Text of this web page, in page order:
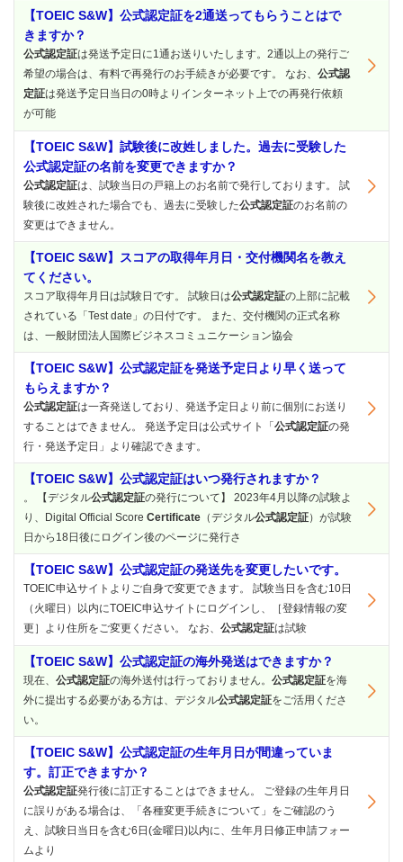
【TOEIC S&W】公式認定証を2通送ってもらうことはで
きますか？
公式認定証は発送予定日に1通お送りいたします。2通以上の発行ご
希望の場合は、有料で再発行のお手続きが必要です。 なお、 公式認
定証は発送予定日当日の0時よりインターネット上での再発行依頼
が可能
【TOEIC S&W】試験後に改姓しました。過去に受験した
公式認定証の名前を変更できますか？
公式認定証は、試験当日の戸籍上のお名前で発行しております。 試
験後に改姓された場合でも、過去に受験した公式認定証のお名前の
変更はできません。
【TOEIC S&W】スコアの取得年月日・交付機関名を教え
てください。
スコア取得年月日は試験日です。 試験日は公式認定証の上部に記載
されている「Test date」の日付です。 また、交付機関の正式名称
は、一般財団法人国際ビジネスコミュニケーション協会
【TOEIC S&W】公式認定証を発送予定日より早く送って
もらえますか？
公式認定証は一斉発送しており、発送予定日より前に個別にお送り
することはできません。 発送予定日は公式サイト「 公式認定証の発
行・発送予定日」より確認できます。
【TOEIC S&W】公式認定証はいつ発行されますか？
。 【デジタル公式認定証の発行について】 2023年4月以降の試験よ
り、Digital Official Score Certificate （デジタル公式認定証）が試験
日から18日後にログイン後のページに発行さ
【TOEIC S&W】公式認定証の発送先を変更したいです。
TOEIC申込サイトよりご自身で変更できます。 試験当日を含む10日
（火曜日）以内にTOEIC申込サイトにログインし、［登録情報の変
更］より住所をご変更ください。 なお、 公式認定証は試験
【TOEIC S&W】公式認定証の海外発送はできますか？
現在、 公式認定証の海外送付は行っておりません。 公式認定証を海
外に提出する必要がある方は、デジタル公式認定証をご活用くださ
い。
【TOEIC S&W】公式認定証の生年月日が間違っていま
す。訂正できますか？
公式認定証発行後に訂正することはできません。 ご登録の生年月日
に誤りがある場合は、「各種変更手続きについて」をご確認のう
え、試験日当日を含む6日(金曜日)以内に、生年月日修正申請フォー
ムより